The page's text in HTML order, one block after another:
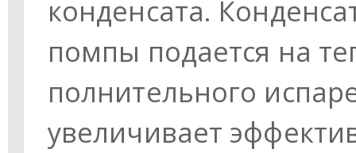
конденсата.
помпы подается на
полнительного
увеличивает